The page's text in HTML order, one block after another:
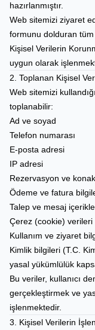
hazırlanmıştır.
Web sitemizi ziyaret
formunu dolduran tüm
Kişisel Verilerin
uygun olarak
2. Toplanan Kişisel
Web sitemizi
toplanabilir:
Ad ve soyad
Telefon numarası
E-posta adresi
IP adresi
Rezervasyon ve
Ödeme ve fatura
Talep ve mesaj
Çerez (cookie) verileri
Kullanım ve ziyaret
Kimlik bilgileri (T.C.
yasal yükümlülük
Bu veriler, kullanıcı
gerçekleştirmek ve
işlenmektedir.
3. Kişisel Verilerin